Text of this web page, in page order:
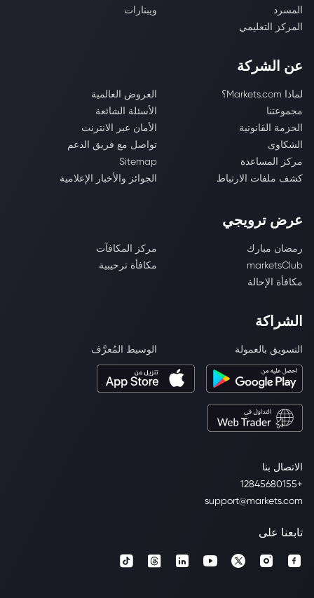
الاتصال بنا
+12845680155
support@markets.com
المسرد
ويبنارات
المركز التعليمي
عن الشركة
لماذا Markets.com؟
العروض العالمية
مجموعتنا
الأسئلة الشائعة
الحزمة القانونية
الأمان عبر الانترنت
الشكاوى
تواصل مع فريق الدعم
مركز المساعدة
Sitemap
كشف ملفات الارتباط
الجوائز والأخبار الإعلامية
عرض ترويجي
رمضان مبارك
مركز المكافآت
marketsClub
مكافأة ترحيبية
مكافأة الإحالة
الشراكة
التسويق بالعمولة الوسيط المُعرَّف
تابعنا على